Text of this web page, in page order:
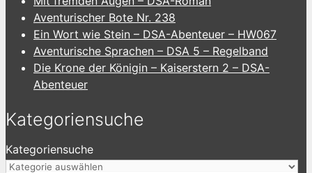
Aventurischer Bote Nr. 238
Ein Wort wie Stein – DSA-Abenteuer – HW067
Aventurische Sprachen – DSA 5 – Regelband
Die Krone der Königin – Kaiserstern 2 – DSA-
Abenteuer
Kategoriensuche
Kategoriensuche